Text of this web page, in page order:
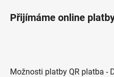
Přijímáme online
Možnosti platby QR platba -